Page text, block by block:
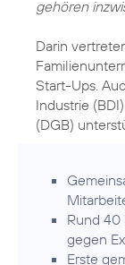
gehören
Darin
Start-Ups.
Industrie
(DGB)
Rund
gegen
Erste